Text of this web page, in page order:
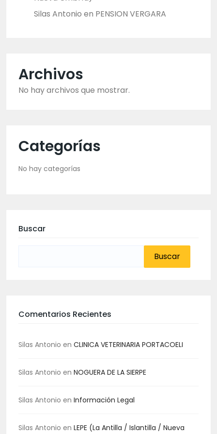
Silas Antonio en PENSION VERGARA
Archivos
No hay archivos que mostrar.
Categorías
No hay categorías
Buscar
Comentarios Recientes
Silas Antonio en CLINICA VETERINARIA PORTACOELI
Silas Antonio en NOGUERA DE LA SIERPE
Silas Antonio en Información Legal
Silas Antonio en LEPE (La Antilla / Islantilla / Nueva